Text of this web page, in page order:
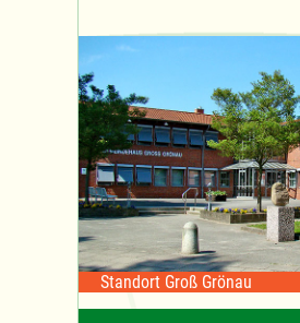
Standort Groß Grönau